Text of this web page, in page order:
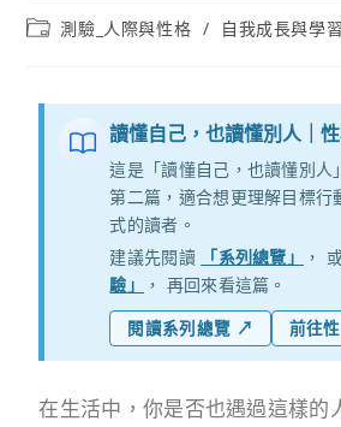
測驗_人際與性格 / 自我成長與學習
讀懂自己，也讀懂別人｜
這是「讀懂自己，也讀懂別人
第二篇，適合想更理解目標行
式的讀者。
建議先閱讀
「系列總覽」 ，
驗」
， 再回來看這篇。
閱讀系列總覽 ↗ 前往
在生活中，你是否也遇過這樣的